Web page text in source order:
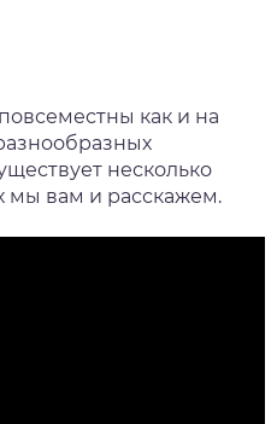
как и на
несколько
мы вам и расскажем.